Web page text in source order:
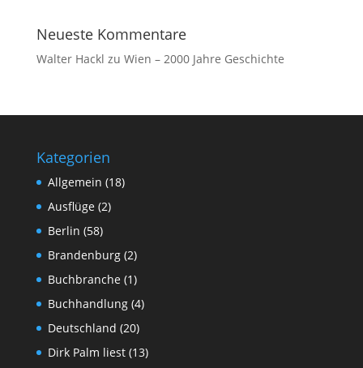
Neueste Kommentare
Walter Hackl zu Wien – 2000 Jahre Geschichte
Kategorien
Allgemein (18)
Ausflüge(2)
Berlin (58)
Brandenburg(2)
Buchbranche(1)
Buchhandlung(4)
Deutschland (20)
Dirk Palm liest(13)